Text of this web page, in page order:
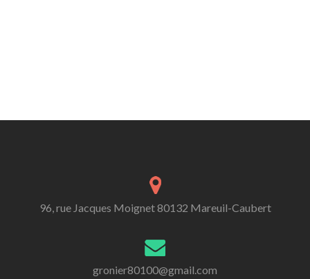
96, rue Jacques Moignet 80132 Mareuil-Caubert
gronier80100@gmail.com